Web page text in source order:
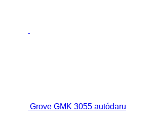
Grove GMK 3055 autódaru